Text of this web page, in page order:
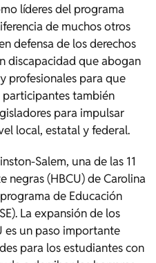
líderes del programa
de muchos otros
defensa de los derechos
discapacidad que abogan
profesionales para que
participantes también
para impulsar
local, estatal y federal.
Salem, una de las 11
negras (HBCU) de Carolina
de Educación
La expansión de los
es un paso importante
para los estudiantes con